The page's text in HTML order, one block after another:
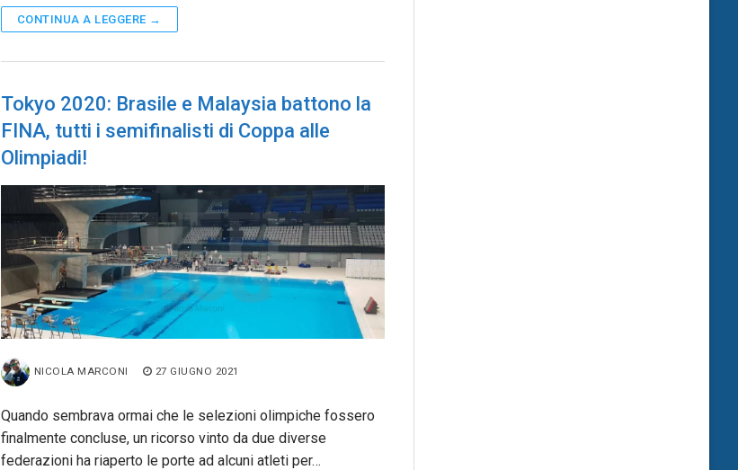
CONTINUA A LEGGERE →
Tokyo 2020: Brasile e Malaysia battono la
FINA, tutti i semifinalisti di Coppa alle
Olimpiadi!
NICOLA MARCONI 27 GIUGNO 2021
Quando sembrava ormai che le selezioni olimpiche fossero
finalmente concluse, un ricorso vinto da due diverse
federazioni ha riaperto le porte ad alcuni atleti per…